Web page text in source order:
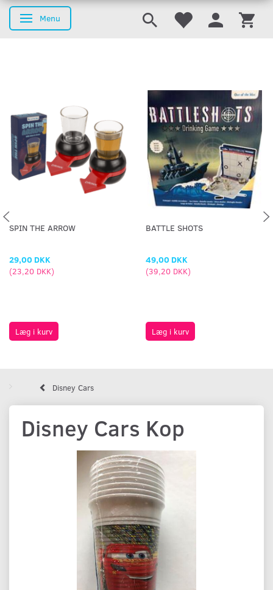
Skifte navigation
Menu
SPIN THE ARROW
29,00 DKK
(23,20 DKK)
Læg i kurv
BATTLE SHOTS
49,00 DKK
(39,20 DKK)
Læg i kurv
Disney Cars
Disney Cars Kop